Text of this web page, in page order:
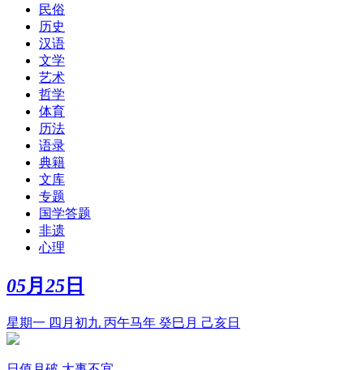
民俗
历史
汉语
文学
艺术
哲学
体育
历法
语录
典籍
文库
专题
国学答题
非遗
心理
05月 25 日
星期一 四月初九 丙午马年 癸巳月 己亥日